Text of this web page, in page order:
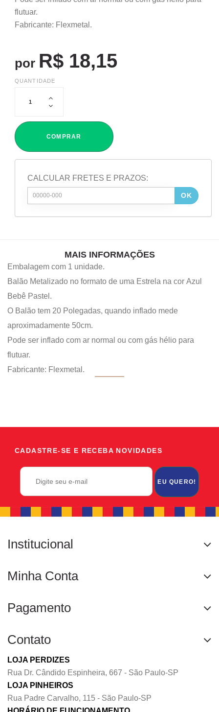
flutuar.
Fabricante: Flexmetal.
por R$ 18,15
QUANTIDADE
COMPRAR
CALCULAR FRETES E PRAZOS:
OK
MAIS INFORMAÇÕES
Embalagem com 1 unidade.
Balão Metalizado no formato de uma Estrela na cor Azul
Bebê Pastel.
O Balão tem 20 Polegadas, quando inflado mede
aproximadamente 50cm.
Pode ser inflado com ar normal ou com gás hélio para
flutuar.
Fabricante: Flexmetal.
CADASTRE-SE E RECEBA NOVIDADES
EU QUERO!
Institucional
Minha Conta
Pagamento
Contato
LOJA PERDIZES
Rua Dr. Cândido Espinheira, 667 - São Paulo-SP
LOJA PINHEIROS
Rua Padre Carvalho, 115 - São Paulo-SP